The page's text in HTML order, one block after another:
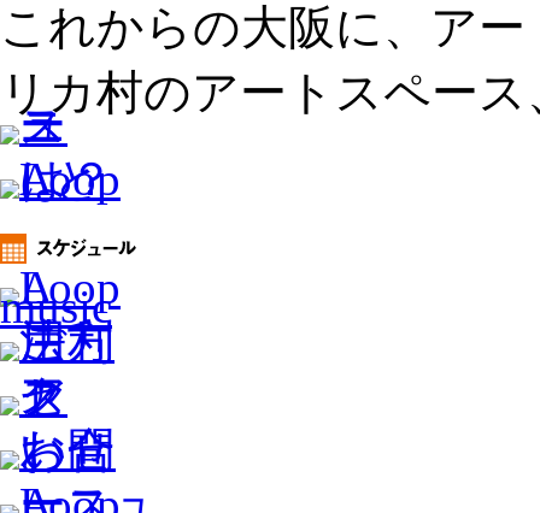
これからの大阪に、ア
リカ村のアートスペース